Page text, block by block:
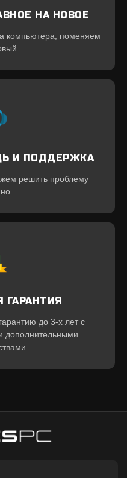
НА НОВОЕ
компьютера, поменяем
И ПОДДЕРЖКА
решить проблему
ГАРАНТИЯ
до 3-х лет с
дополнительными